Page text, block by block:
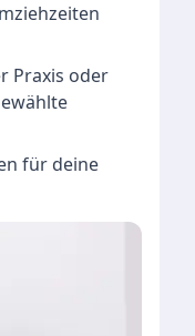
Praxis oder
für deine